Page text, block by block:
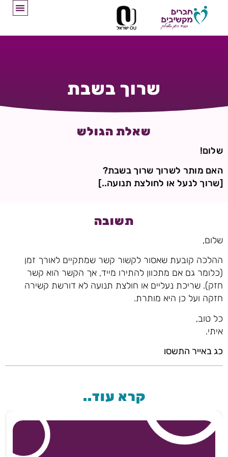
שרוך בשבת
שאלת הגולש
שלום!
האם מותר לשרוך שרוך בשבת?
[שרוך לנעל או לחולצת תנועה..]
תשובה
שלום,
ההלכה קובעת שאסור לקשור קשר שמתקיים לאורך זמן
(כלומר גם אם מתכוון להתירו מייד, אך הקשר הוא קשר
חזק). שריכת נעליים או חולצת תנועה לא דורשת קשירה
חזקה ועל כן היא מותרת.
כל טוב,
איתי.
כג באייר התשסו
קרא עוד..